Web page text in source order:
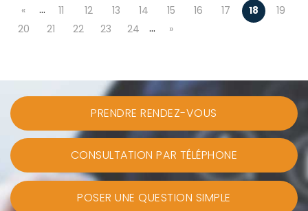
« … 11 12 13 14 15 16 17 18
19
20
21 22 23 24 … »
PRENDRE RENDEZ-VOUS
CONSULTATION PAR TÉLÉPHONE
POSER UNE QUESTION SIMPLE